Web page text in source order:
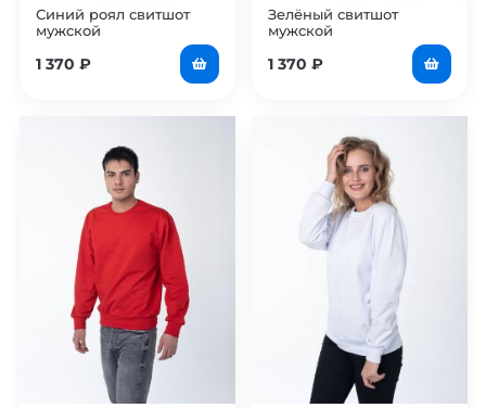
Синий роял свитшот
мужской
1 370 ₽
Зелёный свитшот
мужской
1 370 ₽